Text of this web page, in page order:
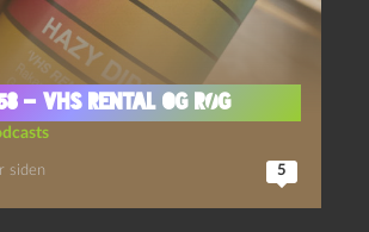
– VHS Rental og Røg
siden 5